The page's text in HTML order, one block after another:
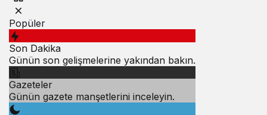
Popüler
Son Dakika
Günün son gelişmelerine yakından bakın.
Gazeteler
Günün gazete manşetlerini inceleyin.